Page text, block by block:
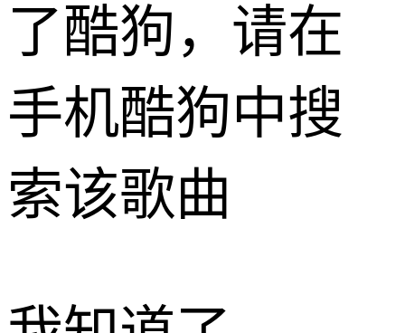
了酷狗，请在
手机酷狗中搜
索该歌曲